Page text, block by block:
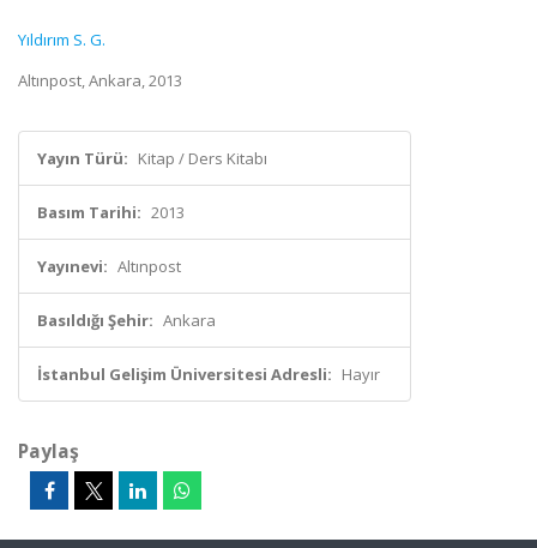
Yıldırım S. G.
Altınpost, Ankara, 2013
Yayın Türü: Kitap / Ders Kitabı
Basım Tarihi: 2013
Yayınevi: Altınpost
Basıldığı Şehir: Ankara
İstanbul Gelişim Üniversitesi Adresli: Hayır
Paylaş